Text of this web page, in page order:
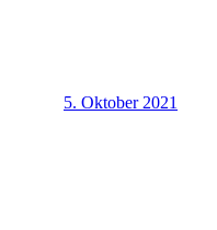
5. Oktober 2021